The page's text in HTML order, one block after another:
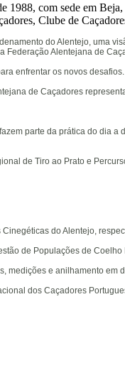
com sede em
Clube de
do Alentejo, uma
Alentejana de
enfrentar os novos desafios.
de Caçadores
parte da prática do dia
de Tiro ao Prato e
do Alentejo,
de Populações de Coelho
e anilhamento em
dos Caçadores